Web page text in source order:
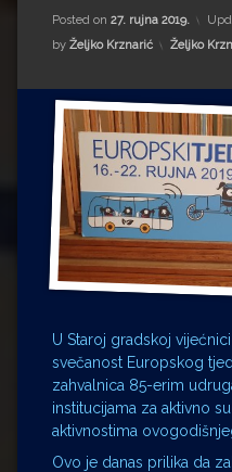
Drugi autori
Drugi autori
Matea Andrić
Ljiljana Lekanić-Kljaić
Željko Krznarić
Mario Lovreković
Posted on 27. rujna 2019.
by Željko Krznarić Kategorije:
Željko
U Staroj gradskoj
svečanost Europskog
zahvalnica 85-erim
institucijama za aktivno
aktivnostima
Ovo je danas prilika da